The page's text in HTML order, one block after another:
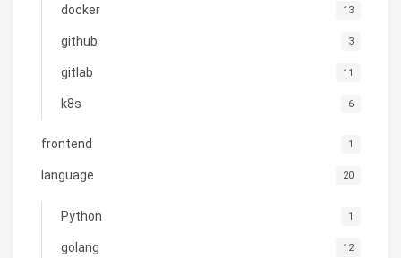
docker 13
github 3
gitlab 11
k8s 6
frontend 1
language 20
Python 1
golang 12